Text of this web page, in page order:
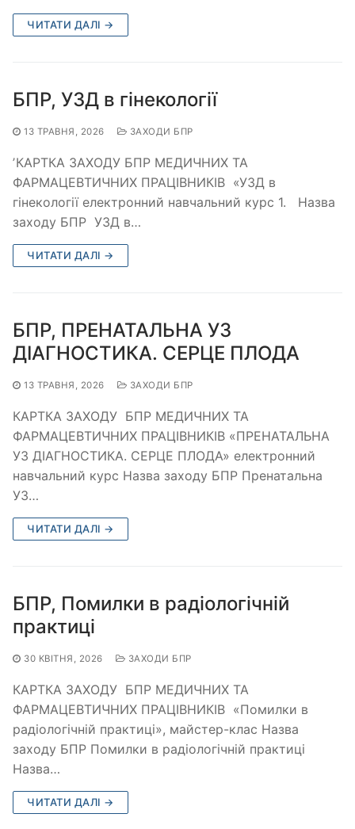
ЧИТАТИ ДАЛІ →
БПР, УЗД в гінекології
13 ТРАВНЯ, 2026 ЗАХОДИ БПР
ʼКАРТКА ЗАХОДУ БПР МЕДИЧНИХ ТА
ФАРМАЦЕВТИЧНИХ ПРАЦІВНИКІВ «УЗД в
гінекології електронний навчальний курс 1. Назва
заходу БПР УЗД в…
ЧИТАТИ ДАЛІ →
БПР, ПРЕНАТАЛЬНА УЗ
ДІАГНОСТИКА. СЕРЦЕ ПЛОДА
13 ТРАВНЯ, 2026 ЗАХОДИ БПР
КАРТКА ЗАХОДУ БПР МЕДИЧНИХ ТА
ФАРМАЦЕВТИЧНИХ ПРАЦІВНИКІВ «ПРЕНАТАЛЬНА
УЗ ДІАГНОСТИКА. СЕРЦЕ ПЛОДА» електронний
навчальний курс Назва заходу БПР Пренатальна
УЗ…
ЧИТАТИ ДАЛІ →
БПР, Помилки в радіологічній
практиці
30 КВІТНЯ, 2026 ЗАХОДИ БПР
КАРТКА ЗАХОДУ БПР МЕДИЧНИХ ТА
ФАРМАЦЕВТИЧНИХ ПРАЦІВНИКІВ «Помилки в
радіологічній практиці», майстер-клас Назва
заходу БПР Помилки в радіологічній практиці
Назва…
ЧИТАТИ ДАЛІ →